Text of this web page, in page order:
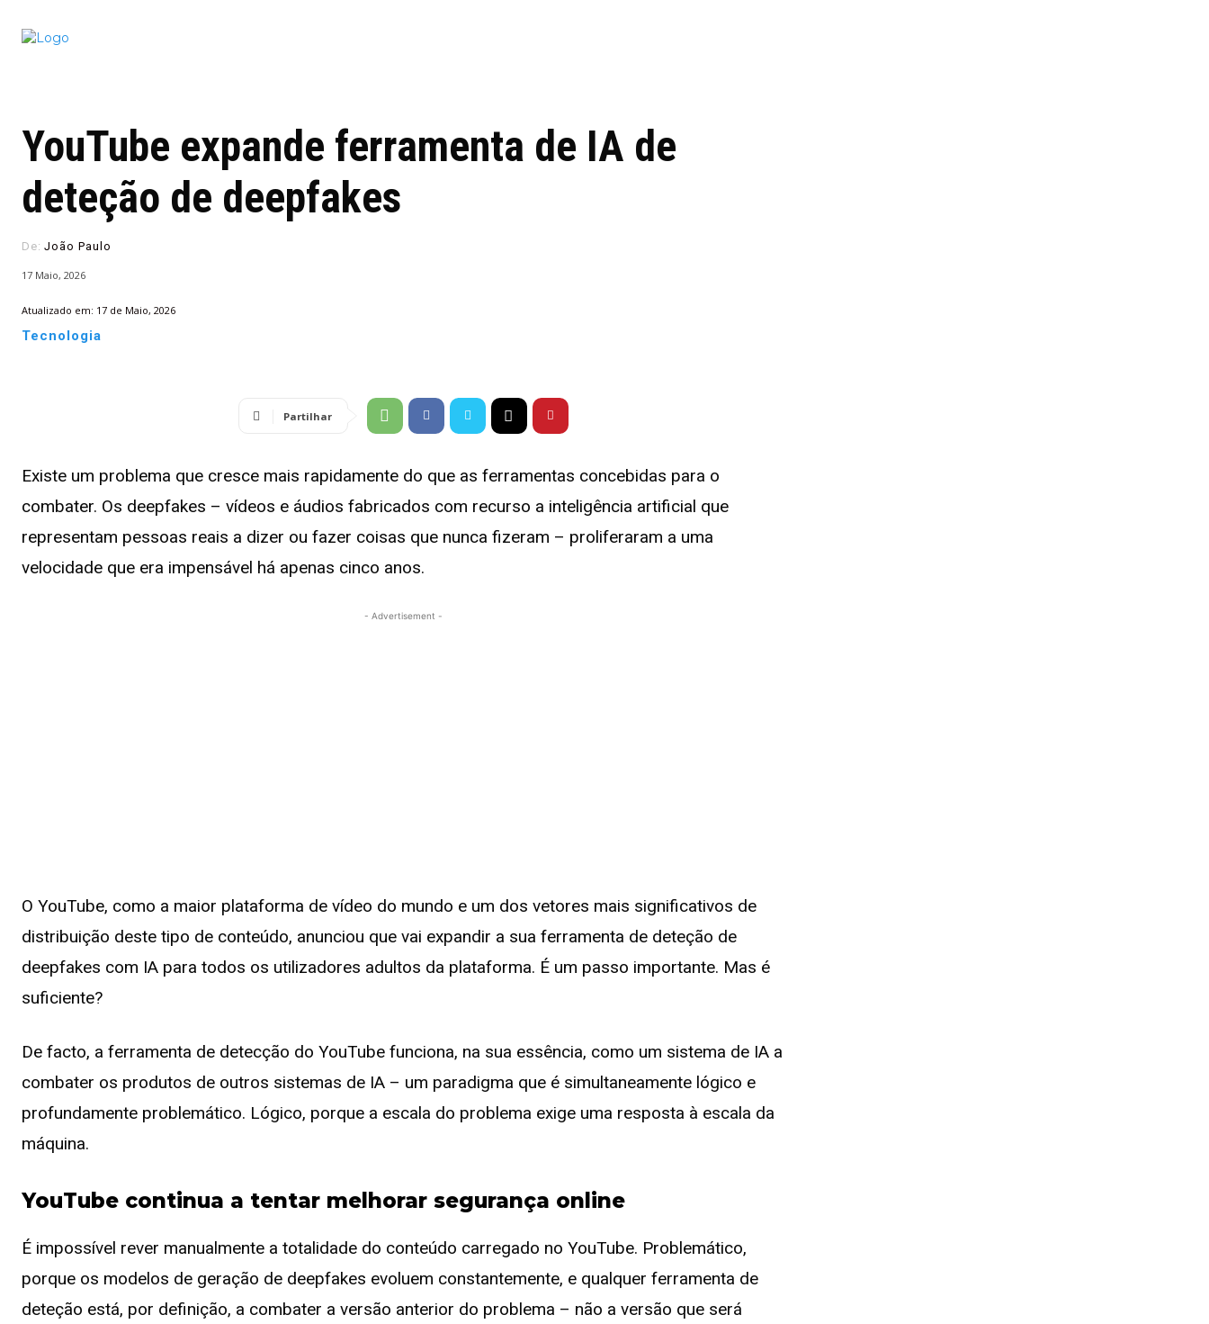
YouTube expande ferramenta de IA de
deteção de deepfakes
De: João Paulo
17 Maio, 2026
Atualizado em: 17 de Maio, 2026
Tecnologia
Partilhar
Existe um problema que cresce mais rapidamente do que as ferramentas concebidas para o
combater. Os deepfakes – vídeos e áudios fabricados com recurso a inteligência artificial que
representam pessoas reais a dizer ou fazer coisas que nunca fizeram – proliferaram a uma
velocidade que era impensável há apenas cinco anos.
- Advertisement -
O YouTube, como a maior plataforma de vídeo do mundo e um dos vetores mais significativos de
distribuição deste tipo de conteúdo, anunciou que vai expandir a sua ferramenta de deteção de
deepfakes com IA para todos os utilizadores adultos da plataforma. É um passo importante. Mas é
suficiente?
De facto, a ferramenta de detecção do YouTube funciona, na sua essência, como um sistema de IA a
combater os produtos de outros sistemas de IA – um paradigma que é simultaneamente lógico e
profundamente problemático. Lógico, porque a escala do problema exige uma resposta à escala da
máquina.
YouTube continua a tentar melhorar segurança online
É impossível rever manualmente a totalidade do conteúdo carregado no YouTube. Problemático,
porque os modelos de geração de deepfakes evoluem constantemente, e qualquer ferramenta de
deteção está, por definição, a combater a versão anterior do problema – não a versão que será